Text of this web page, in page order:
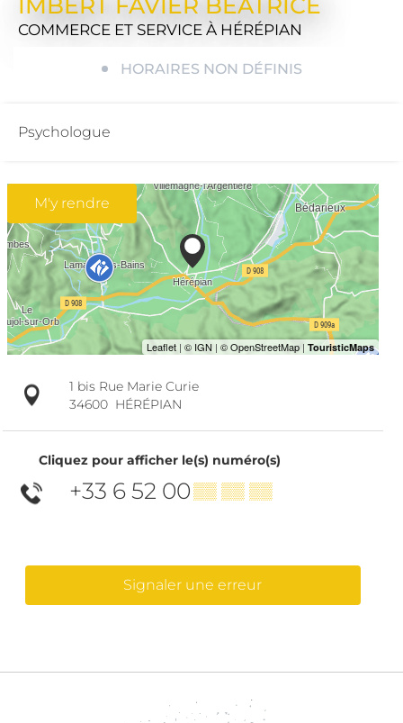
COMMERCE ET SERVICE À HÉRÉPIAN
HORAIRES NON DÉFINIS
Psychologue
M'y rendre
1 bis Rue Marie Curie
34600 HÉRÉPIAN
Cliquez pour afficher le(s) numéro(s)
+33 6 52 00▒▒ ▒▒ ▒▒
Signaler une erreur